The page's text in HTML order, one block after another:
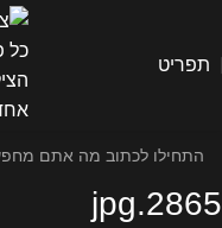
תפריט
2865.jpg